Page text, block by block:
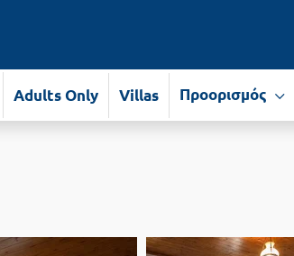
Adults Only Villas Προορισμός